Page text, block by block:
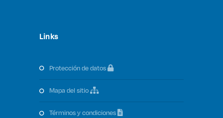
Links
protección de datos
mapa del sitio
términos y condiciones